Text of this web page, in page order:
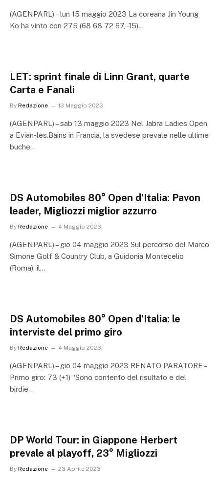
(AGENPARL) – lun 15 maggio 2023 La coreana Jin Young
Ko ha vinto con 275 (68 68 72 67, -15)…
LET: sprint finale di Linn Grant, quarte
Carta e Fanali
By Redazione 13 Maggio 2023
(AGENPARL) – sab 13 maggio 2023 Nel Jabra Ladies Open,
a Evian-les.Bains in Francia, la svedese prevale nelle ultime
buche…
DS Automobiles 80° Open d’Italia: Pavon
leader, Migliozzi miglior azzurro
By Redazione 4 Maggio 2023
(AGENPARL) – gio 04 maggio 2023 Sul percorso del Marco
Simone Golf & Country Club, a Guidonia Montecelio
(Roma), il…
DS Automobiles 80° Open d’Italia: le
interviste del primo giro
By Redazione 4 Maggio 2023
(AGENPARL) – gio 04 maggio 2023 RENATO PARATORE –
Primo giro: 73 (+1) “Sono contento del risultato e del
birdie…
DP World Tour: in Giappone Herbert
prevale al playoff, 23° Migliozzi
By Redazione 23 Aprile 2023